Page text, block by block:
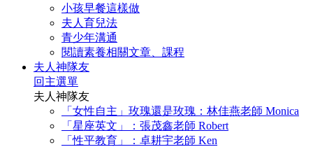
小孩早餐這樣做
夫人育兒法
青少年溝通
閱讀素養相關文章、課程
夫人神隊友
回主選單
夫人神隊友
「女性自主」玫瑰還是玫瑰：林佳燕老師 Monica
「星座英文」：張茂鑫老師 Robert
「性平教育」：卓耕宇老師 Ken